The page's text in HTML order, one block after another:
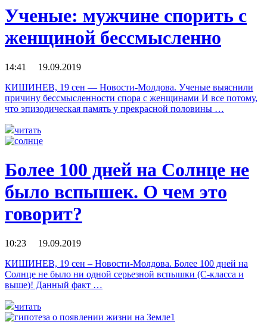
Ученые: мужчине спорить с
женщиной бессмысленно
14:41 19.09.2019
КИШИНЕВ, 19 сен — Новости-Молдова. Ученые выяснили
причину бессмысленности спора с женщинами И все потому,
что эпизодическая память у прекрасной половины …
читать
Более 100 дней на Солнце не
было вспышек. О чем это
говорит?
10:23 19.09.2019
КИШИНЕВ, 19 сен – Новости-Молдова. Более 100 дней на
Солнце не было ни одной серьезной вспышки (С-класса и
выше)! Данный факт …
читать